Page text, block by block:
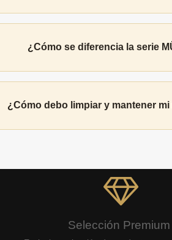
¿Cómo se diferencia la serie
¿Cómo debo limpiar y mantener
Selección Premium